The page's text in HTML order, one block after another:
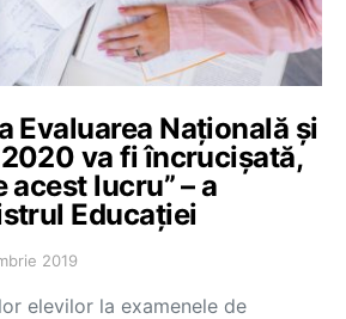
Evaluarea Națională și
va fi încrucișată,
acest lucru” – a
Educației
2019
elevilor la examenele de